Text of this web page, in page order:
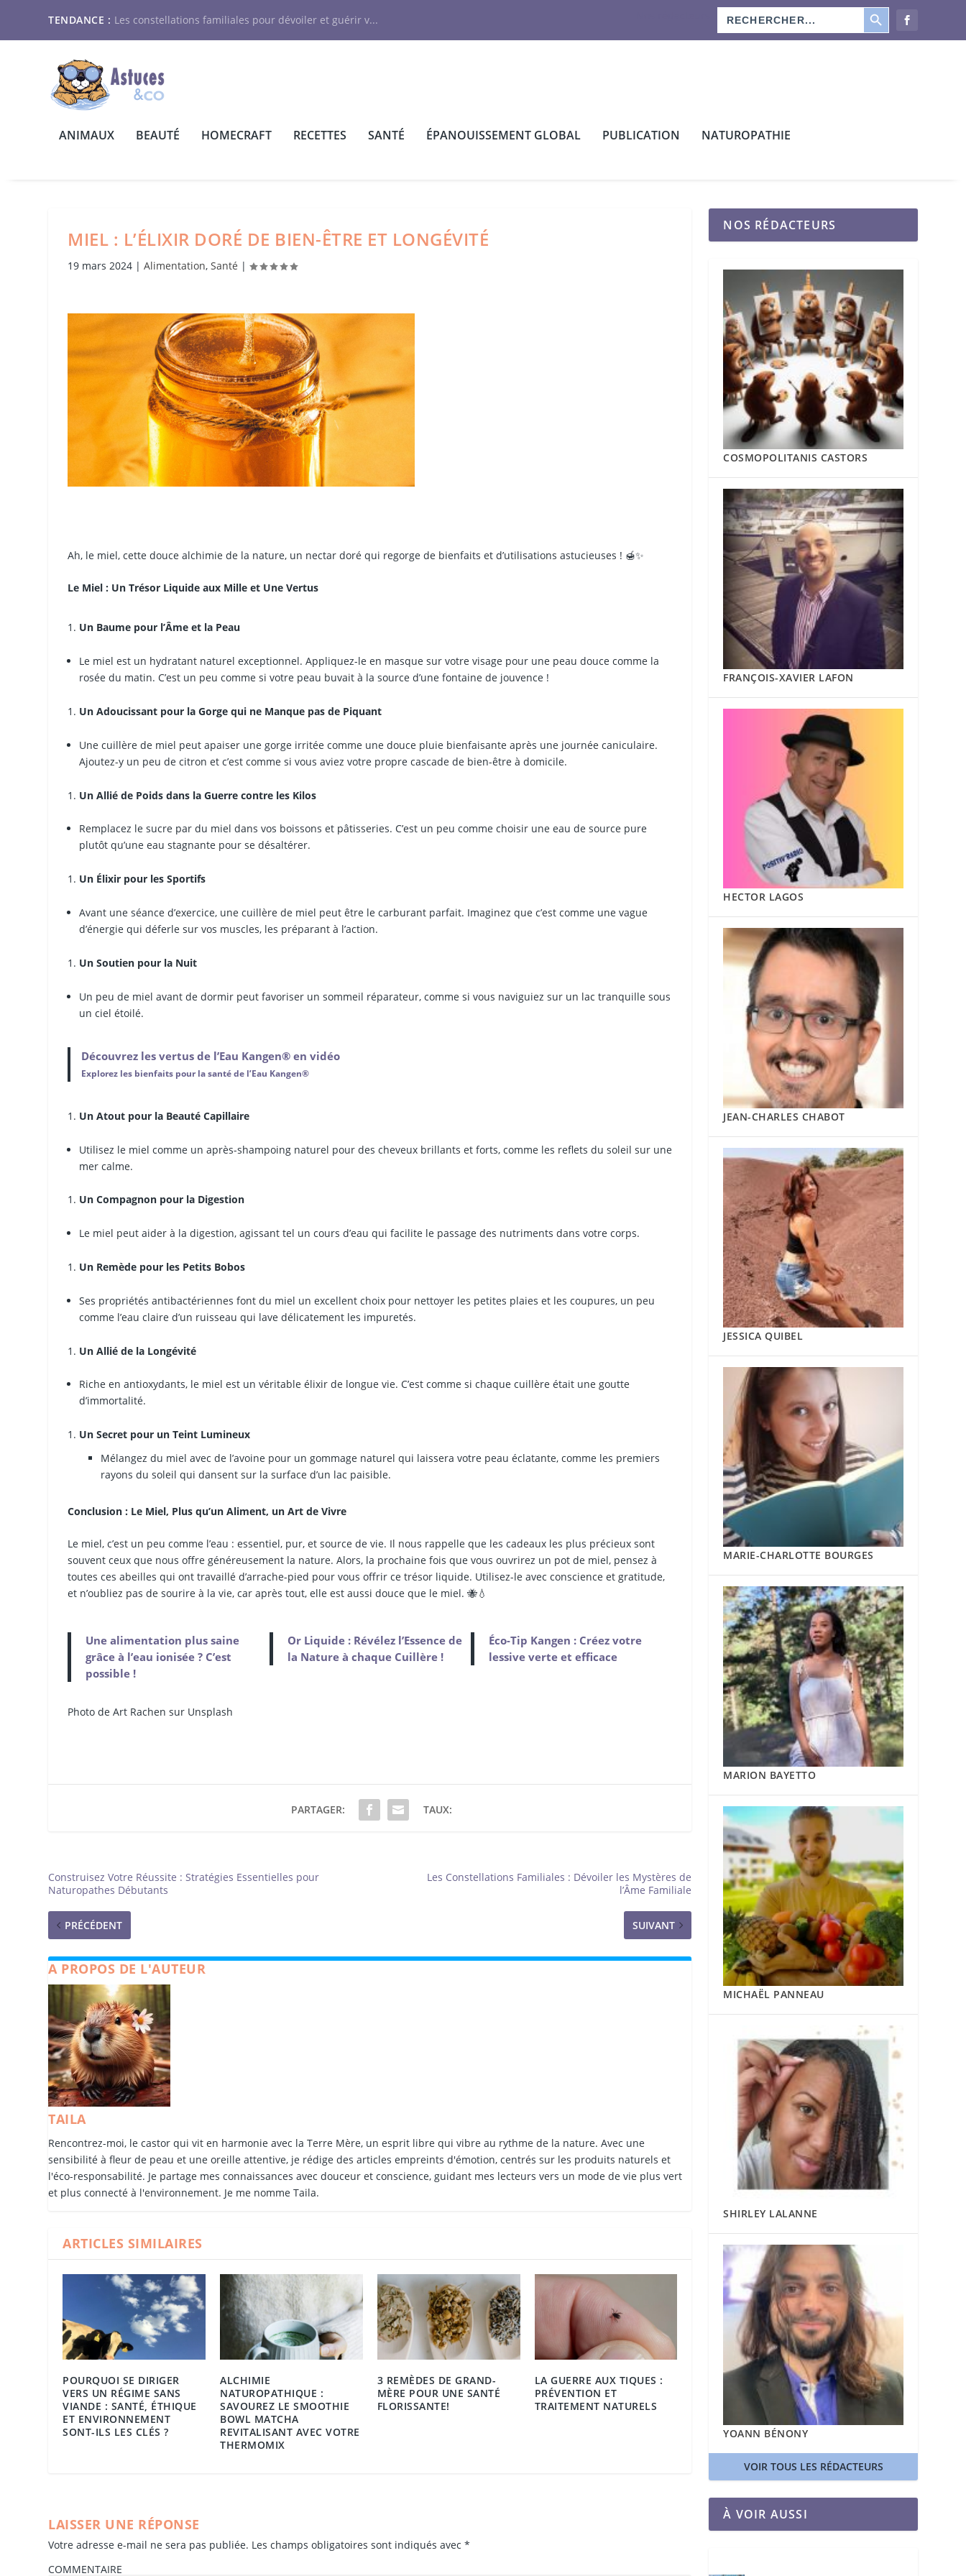
TENDANCE : Les constellations familiales pour dévoiler et guérir v...
Search
for:
SEARCH BUTTON
ANIMAUX BEAUTÉ HOMECRAFT RECETTES SANTÉ ÉPANOUISSEMENT GLOBAL PUBLICATION NATUROPATHIE
MIEL : L’ÉLIXIR DORÉ DE BIEN-ÊTRE ET LONGÉVITÉ
19 mars 2024 |Alimentation,Santé |
Ah, le miel, cette douce alchimie de la nature, un nectar doré qui regorge de bienfaits et d’utilisations astucieuses ! 🍯✨
Le Miel : Un Trésor Liquide aux Mille et Une Vertus
Un Baume pour l’Âme et la Peau
Le miel est un hydratant naturel exceptionnel. Appliquez-le en masque sur votre visage pour une peau douce comme la
rosée du matin. C’est un peu comme si votre peau buvait à la source d’une fontaine de jouvence !
Un Adoucissant pour la Gorge qui ne Manque pas de Piquant
Une cuillère de miel peut apaiser une gorge irritée comme une douce pluie bienfaisante après une journée caniculaire.
Ajoutez-y un peu de citron et c’est comme si vous aviez votre propre cascade de bien-être à domicile.
Un Allié de Poids dans la Guerre contre les Kilos
Remplacez le sucre par du miel dans vos boissons et pâtisseries. C’est un peu comme choisir une eau de source pure
plutôt qu’une eau stagnante pour se désaltérer.
Un Élixir pour les Sportifs
Avant une séance d’exercice, une cuillère de miel peut être le carburant parfait. Imaginez que c’est comme une vague
d’énergie qui déferle sur vos muscles, les préparant à l’action.
Un Soutien pour la Nuit
Un peu de miel avant de dormir peut favoriser un sommeil réparateur, comme si vous naviguiez sur un lac tranquille sous
un ciel étoilé.
Découvrez les vertus de l’Eau Kangen® en vidéo
Explorez les bienfaits pour la santé de l’Eau Kangen®
Un Atout pour la Beauté Capillaire
Utilisez le miel comme un après-shampoing naturel pour des cheveux brillants et forts, comme les reflets du soleil sur une
mer calme.
Un Compagnon pour la Digestion
Le miel peut aider à la digestion, agissant tel un cours d’eau qui facilite le passage des nutriments dans votre corps.
Un Remède pour les Petits Bobos
Ses propriétés antibactériennes font du miel un excellent choix pour nettoyer les petites plaies et les coupures, un peu
comme l’eau claire d’un ruisseau qui lave délicatement les impuretés.
Un Allié de la Longévité
Riche en antioxydants, le miel est un véritable élixir de longue vie. C’est comme si chaque cuillère était une goutte
d’immortalité.
Un Secret pour un Teint Lumineux
Mélangez du miel avec de l’avoine pour un gommage naturel qui laissera votre peau éclatante, comme les premiers
rayons du soleil qui dansent sur la surface d’un lac paisible.
Conclusion : Le Miel, Plus qu’un Aliment, un Art de Vivre
Le miel, c’est un peu comme l’eau : essentiel, pur, et source de vie. Il nous rappelle que les cadeaux les plus précieux sont
souvent ceux que nous offre généreusement la nature. Alors, la prochaine fois que vous ouvrirez un pot de miel, pensez à
toutes ces abeilles qui ont travaillé d’arrache-pied pour vous offrir ce trésor liquide. Utilisez-le avec conscience et gratitude,
et n’oubliez pas de sourire à la vie, car après tout, elle est aussi douce que le miel. 🐝💧
Une alimentation plus saine
grâce à l’eau ionisée ? C’est
possible !
Or Liquide : Révélez l’Essence de
la Nature à chaque Cuillère !
Éco-Tip Kangen : Créez votre
lessive verte et efficace
Photo de Art Rachen sur Unsplash
PARTAGER: TAUX:
Construisez Votre Réussite : Stratégies Essentielles pour
Naturopathes Débutants
PRÉCÉDENT
Les Constellations Familiales : Dévoiler les Mystères de
l’Âme Familiale
SUIVANT
A PROPOS DE L'AUTEUR
TAILA
Rencontrez-moi, le castor qui vit en harmonie avec la Terre Mère, un esprit libre qui vibre au rythme de la nature. Avec une
sensibilité à fleur de peau et une oreille attentive, je rédige des articles empreints d'émotion, centrés sur les produits naturels et
l'éco-responsabilité. Je partage mes connaissances avec douceur et conscience, guidant mes lecteurs vers un mode de vie plus vert
et plus connecté à l'environnement. Je me nomme Taila.
ARTICLES SIMILAIRES
POURQUOI SE DIRIGER
VERS UN RÉGIME SANS
VIANDE : SANTÉ, ÉTHIQUE
ET ENVIRONNEMENT
SONT-ILS LES CLÉS ?
ALCHIMIE
NATUROPATHIQUE :
SAVOUREZ LE SMOOTHIE
BOWL MATCHA
REVITALISANT AVEC VOTRE
THERMOMIX
3 REMÈDES DE GRAND-
MÈRE POUR UNE SANTÉ
FLORISSANTE!
LA GUERRE AUX TIQUES :
PRÉVENTION ET
TRAITEMENT NATURELS
LAISSER UNE RÉPONSE
Votre adresse e-mail ne sera pas publiée. Les champs obligatoires sont indiqués avec*
COMMENTAIRE
NOS RÉDACTEURS
COSMOPOLITANIS CASTORS
FRANÇOIS-XAVIER LAFON
HECTOR LAGOS
JEAN-CHARLES CHABOT
JESSICA QUIBEL
MARIE-CHARLOTTE BOURGES
MARION BAYETTO
MICHAËL PANNEAU
SHIRLEY LALANNE
YOANN BÉNONY
VOIR TOUS LES RÉDACTEURS
À VOIR AUSSI